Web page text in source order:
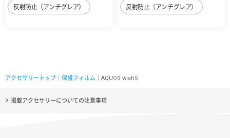
反射防止（アンチグレア） 反射防止（アンチグレア）
アクセサリートップ 保護フィルム ｜AQUOS wish5
掲載アクセサリーについての注意事項